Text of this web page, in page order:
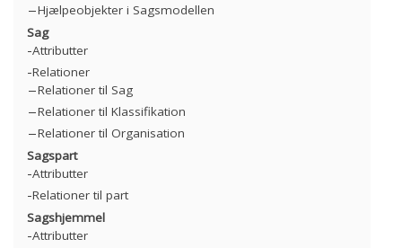
Hjælpeobjekter i Sagsmodellen
Sag
Attributter
Relationer
Relationer til Sag
Relationer til Klassifikation
Relationer til Organisation
Sagspart
Attributter
Relationer til part
Sagshjemmel
Attributter